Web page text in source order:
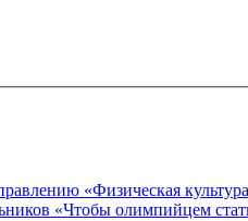
«Физическая
«Чтобы олимпийцем